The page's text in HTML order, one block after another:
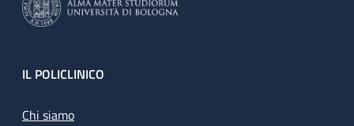
Footer
IL POLICLINICO
Chi siamo